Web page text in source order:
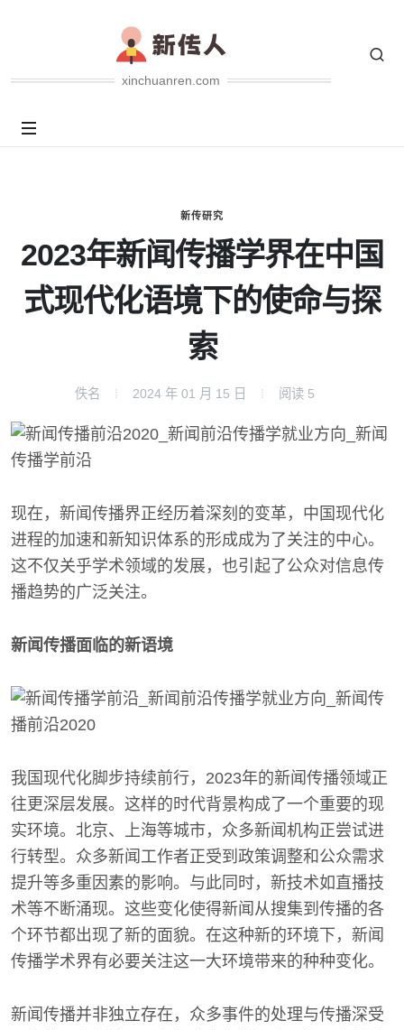
xinchuanren.com
新传研究
2023年新闻传播学界在中国
式现代化语境下的使命与探
索
佚名 2024 年 01 月 15 日 阅读 5
现在，新闻传播界正经历着深刻的变革，中国现代化
进程的加速和新知识体系的形成成为了关注的中心。
这不仅关乎学术领域的发展，也引起了公众对信息传
播趋势的广泛关注。
新闻传播面临的新语境
我国现代化脚步持续前行，2023年的新闻传播领域正
往更深层发展。这样的时代背景构成了一个重要的现
实环境。北京、上海等城市，众多新闻机构正尝试进
行转型。众多新闻工作者正受到政策调整和公众需求
提升等多重因素的影响。与此同时，新技术如直播技
术等不断涌现。这些变化使得新闻从搜集到传播的各
个环节都出现了新的面貌。在这种新的环境下，新闻
传播学术界有必要关注这一大环境带来的种种变化。
新闻传播并非独立存在，众多事件的处理与传播深受